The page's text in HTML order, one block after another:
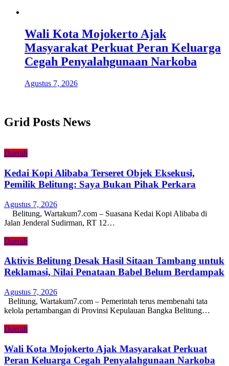
Wali Kota Mojokerto Ajak
Masyarakat Perkuat Peran Keluarga
Cegah Penyalahgunaan Narkoba
Agustus 7, 2026
Grid Posts News
Daerah
Kedai Kopi Alibaba Terseret Objek Eksekusi,
Pemilik Belitung: Saya Bukan Pihak Perkara
Agustus 7, 2026
Belitung, Wartakum7.com – Suasana Kedai Kopi Alibaba di
Jalan Jenderal Sudirman, RT 12…
Daerah
Aktivis Belitung Desak Hasil Sitaan Tambang untuk
Reklamasi, Nilai Penataan Babel Belum Berdampak
Agustus 7, 2026
Belitung, Wartakum7.com – Pemerintah terus membenahi tata
kelola pertambangan di Provinsi Kepulauan Bangka Belitung…
Daerah
Wali Kota Mojokerto Ajak Masyarakat Perkuat
Peran Keluarga Cegah Penyalahgunaan Narkoba